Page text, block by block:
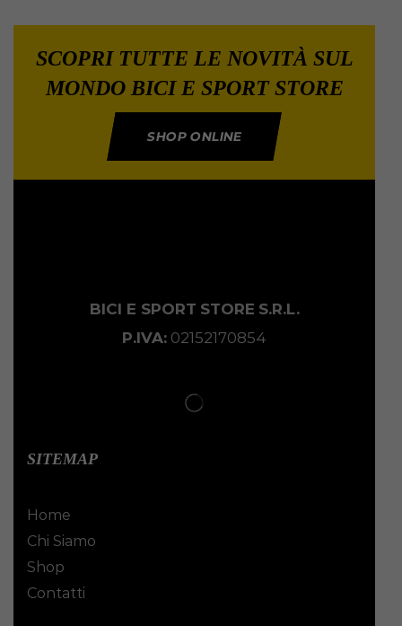
SCOPRI TUTTE LE NOVITÀ SUL
MONDO BICI E SPORT STORE
SHOP ONLINE
BICI E SPORT STORE S.R.L.
P.IVA: 02152170854
SITEMAP
Home
Chi Siamo
Shop
Contatti